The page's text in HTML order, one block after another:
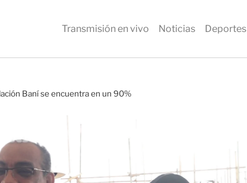
Transmisión en vivo Noticias Deportes
Baní se encuentra en un 90%